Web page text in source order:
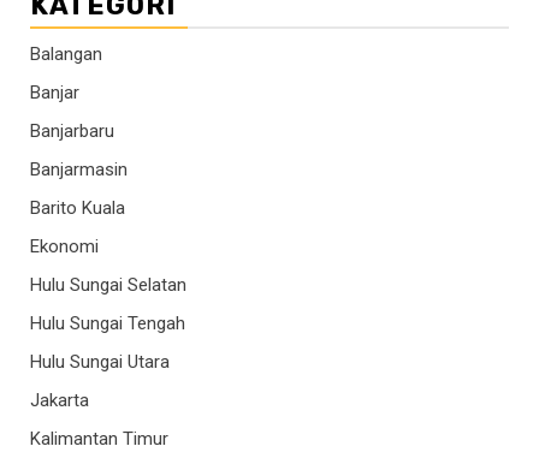
Balangan
Banjar
Banjarbaru
Banjarmasin
Barito Kuala
Ekonomi
Hulu Sungai Selatan
Hulu Sungai Tengah
Hulu Sungai Utara
Jakarta
Kalimantan Timur